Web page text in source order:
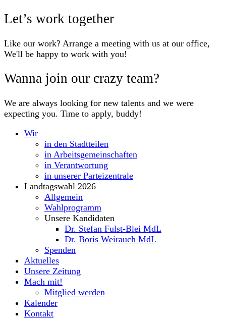
Let’s work together
Like our work? Arrange a meeting with us at our office,
We'll be happy to work with you!
Wanna join our crazy team?
We are always looking for new talents and we were
expecting you. Time to apply, buddy!
Wir
in den Stadtteilen
in Arbeitsgemeinschaften
in Verantwortung
in unserer Parteizentrale
Landtagswahl 2026
Allgemein
Wahlprogramm
Unsere Kandidaten
Dr. Stefan Fulst-Blei MdL
Dr. Boris Weirauch MdL
Spenden
Aktuelles
Unsere Zeitung
Mach mit!
Mitglied werden
Kalender
Kontakt